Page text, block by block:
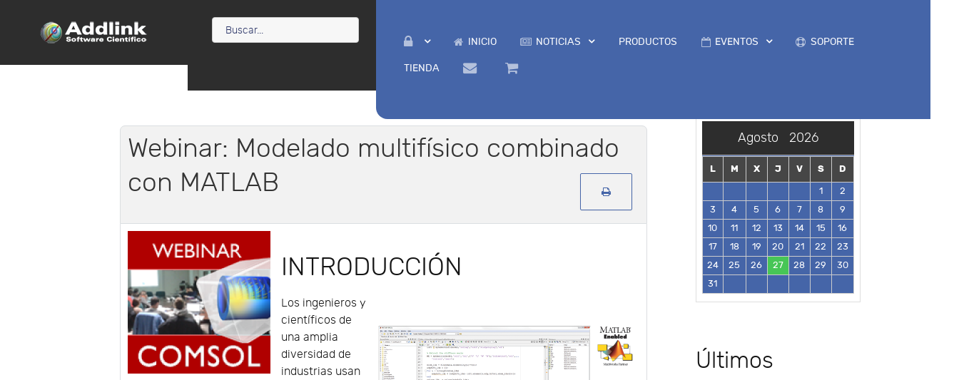
INICIO NOTICIAS PRODUCTOS EVENTOS SOPORTE
TIENDA
Webinar: Modelado multifísico combinado
con MATLAB
INTRODUCCIÓN
Los ingenieros y
científicos de
una amplia
diversidad de
industrias usan
Agosto 2026
L M X J V S
D
1
2
3
4 5 6 7 8
9
10
11 12 13 14 15
16
17
18 19 20 21 22
23
24
25 26 27 28 29
30
31
Últimos